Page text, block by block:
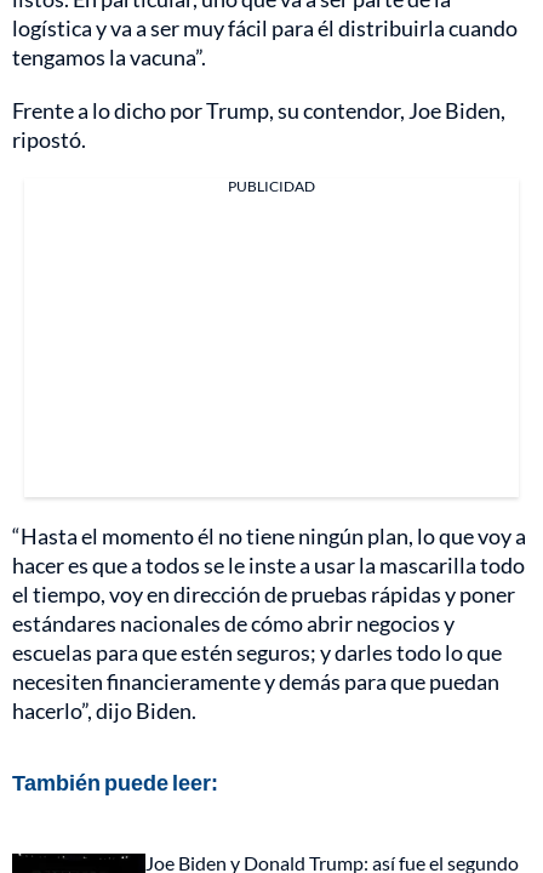
logística y va a ser muy fácil para él distribuirla cuando
tengamos la vacuna”.
Frente a lo dicho por Trump, su contendor, Joe Biden,
ripostó.
PUBLICIDAD
“Hasta el momento él no tiene ningún plan, lo que voy a
hacer es que a todos se le inste a usar la mascarilla todo
el tiempo, voy en dirección de pruebas rápidas y poner
estándares nacionales de cómo abrir negocios y
escuelas para que estén seguros; y darles todo lo que
necesiten financieramente y demás para que puedan
hacerlo”, dijo Biden.
También puede leer:
Joe Biden y Donald Trump: así fue el segundo